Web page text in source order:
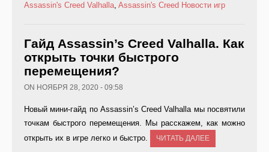
Assassin's Creed Valhalla, Assassin's Creed Новости игр
Гайд Assassin’s Creed Valhalla. Как
открыть точки быстрого
перемещения?
ON НОЯБРЯ 28, 2020 - 09:58
Новый мини-гайд по Assassin’s Creed Valhalla мы посвятили
точкам быстрого перемещения. Мы расскажем, как можно
открыть их в игре легко и быстро.
ЧИТАТЬ ДАЛЕЕ